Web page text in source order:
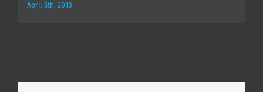
April 5th, 2018